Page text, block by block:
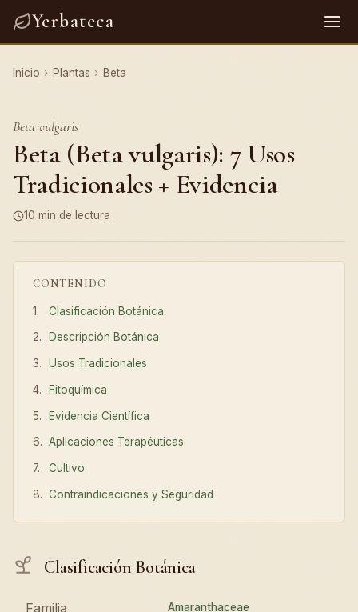
Yerbateca
Inicio › Plantas › Beta
Beta vulgaris
Beta (Beta vulgaris): 7 Usos
Tradicionales + Evidencia
10 min de lectura
CONTENIDO
Clasificación Botánica
Descripción Botánica
Usos Tradicionales
Fitoquímica
Evidencia Científica
Aplicaciones Terapéuticas
Cultivo
Contraindicaciones y Seguridad
Clasificación Botánica
Familia Amaranthaceae